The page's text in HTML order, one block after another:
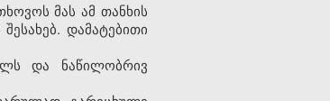
მას ამ თანხის
დამატებითი
და ნაწილობრივ